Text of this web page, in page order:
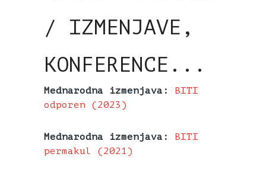
/ IZMENJAVE,
KONFERENCE...
Mednarodna izmenjava: BITI
odporen (2023)
Mednarodna izmenjava: BITI
permakul (2021)